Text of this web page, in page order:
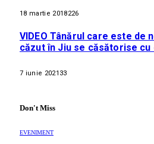
18 martie 2018226
VIDEO Tânărul care este de
căzut în Jiu se căsătorise cu
7 iunie 2021 33
Don't Miss
EVENIMENT